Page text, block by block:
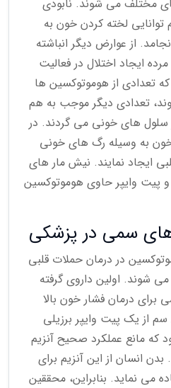
مختلف می شوند. نابودی
لخته کردن خون به
از عوارض دیگر انباشته
ایجاد اختلال در فعالیت
تعدادی از هوموتوکسین ها
تعدادی دیگر موجب به هم
های خونی می گردند. در
به وسیله رگ های خونی
ایجاد نمایند. نیش مار های
و پیت وایپر حاوی هوموتوکسین
سمی در پزشکی
در درمان حملات قلبی
شوند. اولین داروی گرفته
درمان فشار خون بالا
از یک پیت وایپر برزیلی
که مانع عملکرد صحیح آنزیم
انسان از این آنزیم برای
می نماید. بنابراین، محققین